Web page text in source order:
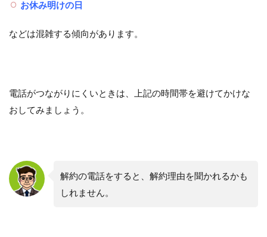
お休み明けの日
などは混雑する傾向があります。
電話がつながりにくいときは、上記の時間帯を避けてかけな
おしてみましょう。
解約の電話をすると、解約理由を聞かれるかも
しれません。